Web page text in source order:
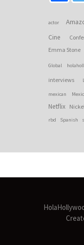
actor
Cine
Emma Stone
Global
interviews
mexican
Netflix
rbd Spanish